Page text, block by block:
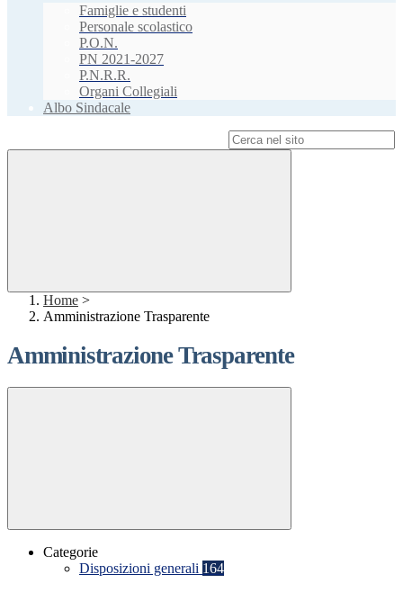
Famiglie e studenti
Personale scolastico
P.O.N.
PN 2021-2027
P.N.R.R.
Organi Collegiali
Albo Sindacale
Home >
Amministrazione Trasparente
Amministrazione Trasparente
Categorie
Disposizioni generali 164